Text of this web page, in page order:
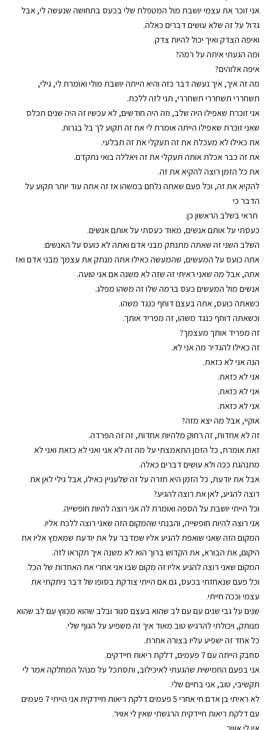
אני זוכר את עצמי יושבת מול המטפלת שלי בכעס בתחושה שנעשה לי, אבל
גדול על זה שלא עושים דברים כאלה.
ואיפה הצדק ואיך יכול להיות צדק.
ומה הגעתי איתה על רמה?
איפה אלוהים?
מה זה איך, איך נעשה דבר כזה והיא הייתה יושבת מולי ואומרת לי, גילי,
תשחררי תשחררי תשחררי, תני לזה ללכת.
אני זוכרת שאפילו היה שלב, וזה היה חודשים, לא עכשיו זה היה שנים תכלס
שאני זוכרת שאפילו הייתה אומרת לי את זה תקוע לך בל בגרות.
את כאילו לא מעכלת את זה תעקלי את זה תבלעי.
את זה כבר אכלת אותה תעקלי את זה ויאללה בואי נתקדם.
את כל הזמן רוצה להקיא את זה.
להקיא את זה, וכל פעם שאתה נלחם במשהו אז זה אתה עוד יותר תקוע על
הדבר כי
תראי בשלב הראשון כן.
כעסתי על אותם אנשים, מאוד כעסתי על אותם אנשים.
השלב השני זה שאתה מתנתק מבני אדם ואתה לא כועס על האנשים.
אתה כועס על המעשים, שהמעשה כאילו אתה מנתק את עצמך מבני אדם ואז
אתה, אבל מה שאני ראיתי זה שזה לא משנה אם אני טועה.
אנשים מול המעשים כעס ברמה שלו זה משהו מפלג.
כשאתה כועס, אתה בעצם דוחף כנגד משהו.
וכשאתה דוחף כנגד משהו, זה מפריד אותך.
זה מפריד אותך מעצמך?
זה כאילו להגדיר מה אני לא.
הנה אני לא כזאת.
אני לא כזאת.
אני לא כזאת.
אני לא כזאת.
אוקיי, אבל מה יצא מזה?
זה לא אחדות, זה רחוק מלהיות אחדות, זה זה הפרדה.
זאת אומרת, כל הזמן התאמצתי על מה זה לא אני ואני לא כזאת ואני לא
מתנהגת ככה ולא עושים דברים כאלה.
אבל את יודעת, כל הזמן היא חזרה על זה שלעניין כאילו, אבל גילי לאן את
רוצה להגיע, לאן את רוצה להגיע?
וכל הייתי יושבת על הספה ואומרת לה אני רוצה להיות חופשייה.
אני רוצה להיות חופשייה, והבנתי שהמקום הזה שאני רוצה ללכת אליו.
המקום הזה שאני שואפת להגיע אליו שמדבר על את יודעת שמאמץ אליו את
היקום, את הבורא, את הקדוש ברוך הוא לא משנה איך תקראו לזה.
המקום שאני רוצה להגיע אליו זה מקום שבו אני אחרי את האחדות של הכל.
וכל פעם שנאחזתי בכעס, גם אם הייתי צודקת בסופו של דבר ניתקתי את
עצמי וככה חייתי.
שנים על גבי שנים עם עם לב שהוא בעצם סגור ובלב שהוא מכווץ עם לב שהוא
מנותק, ויכולתי להרגיש טוב מאוד איך זה משפיע על הגוף שלי.
כל אחד זה ישפיע עליו בצורה אחרת.
סחבק הייתה עם 7 פעמים, דלקת ריאות חיידקים.
אני בפעם החמישית שהגעתי לאיכילוב, ותסתכל על מנהל המחלקה אמר לי
תקשיבי, טוב, אני בחיים שלי.
לא ראיתי בן אדם חי אחרי 5 פעמים דלקת ריאות חיידקית אני הייתי 7 פעמים
עם דלקת ריאות חיידקית הרגשתי שאין לי אוויר.